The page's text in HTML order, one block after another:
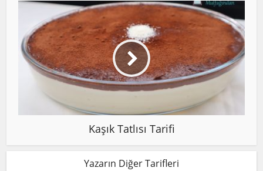
Kaşık Tatlısı Tarifi
Yazarın Diğer Tarifleri